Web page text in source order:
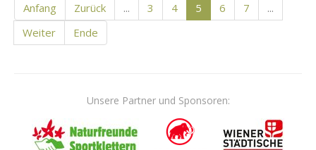
Anfang Zurück ... 3 4 5 6 7
...
Weiter
Ende
Unsere Partner und Sponsoren: